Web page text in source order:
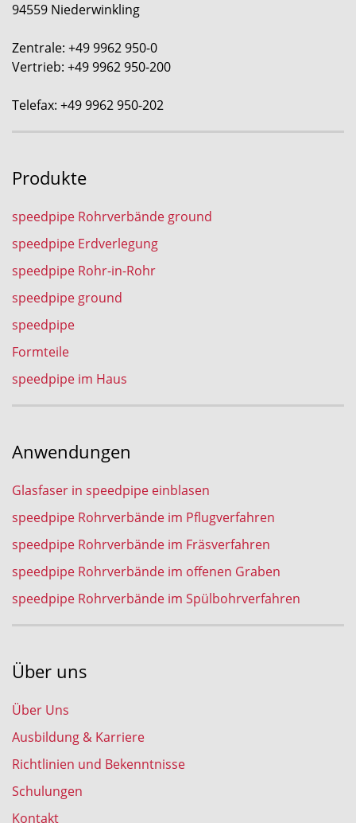
94559 Niederwinkling
Zentrale: +49 9962 950-0
Vertrieb: +49 9962 950-200
Telefax: +49 9962 950-202
Produkte
speedpipe Rohrverbände ground
speedpipe Erdverlegung
speedpipe Rohr-in-Rohr
speedpipe ground
speedpipe
Formteile
speedpipe im Haus
Anwendungen
Glasfaser in speedpipe einblasen
speedpipe Rohrverbände im Pflugverfahren
speedpipe Rohrverbände im Fräsverfahren
speedpipe Rohrverbände im offenen Graben
speedpipe Rohrverbände im Spülbohrverfahren
Über uns
Über Uns
Ausbildung & Karriere
Richtlinien und Bekenntnisse
Schulungen
Kontakt